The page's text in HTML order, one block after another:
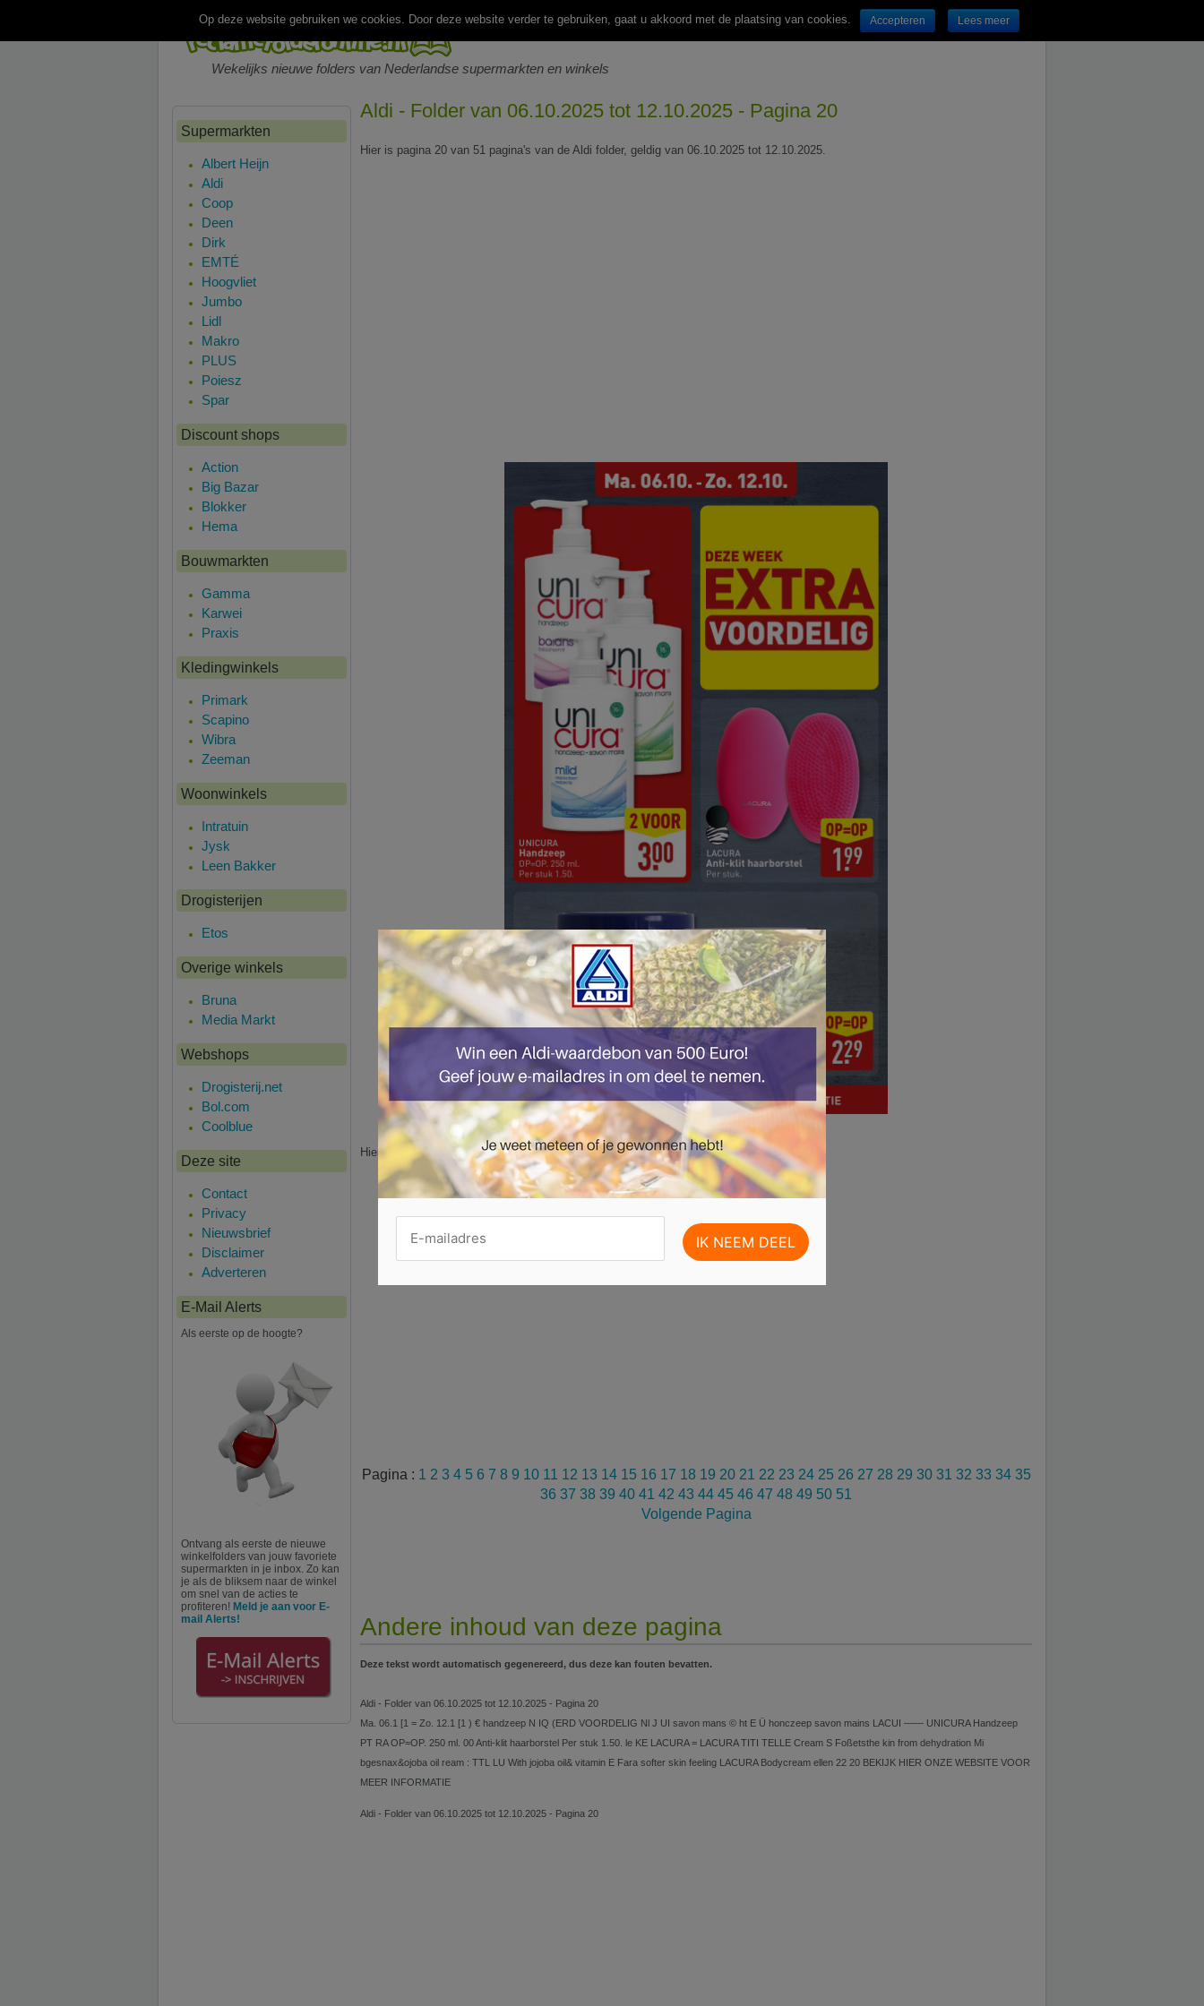
Wekelijks nieuwe folders van Nederlandse supermarkten en winkels
Aldi - Folder van 06.10.2025 tot 12.10.2025 - Pagina 20
Hier is pagina 20 van 51 pagina's van de Aldi folder, geldig van 06.10.2025 tot 12.10.2025.
Hier is pagina 20 van 51 pagina's van de Aldi folder, geldig van 06.10.2025 tot 12.10.2025.
Pagina : 1 2 3 4 5 6 7 8 9 10 11 12 13 14 15 16 17 18 19 20 21 22 23 24 25 26 27 28 29 30 31 32 33 34 35
36 37 38 39 40 41 42 43 44 45 46 47 48 49 50 51
Volgende Pagina
Andere inhoud van deze pagina
Deze tekst wordt automatisch gegenereerd, dus deze kan fouten bevatten.
Aldi - Folder van 06.10.2025 tot 12.10.2025 - Pagina 20
Ma. 06.1 [1 = Zo. 12.1 [1 ) € handzeep N IQ (ERD VOORDELIG Nl J UI savon mans © ht E Ü honczeep savon mains LACUI —— UNICURA Handzeep
PT RA OP=OP. 250 ml. 00 Anti-klit haarborstel Per stuk 1.50. le KE LACURA = LACURA TITI TELLE Cream S Foßetsthe kin from dehydration Mi
bgesnax&ojoba oil ream : TTL LU With jojoba oil& vitamin E Fara softer skin feeling LACURA Bodycream ellen 22 20 BEKIJK HIER ONZE WEBSITE VOOR
MEER INFORMATIE
Aldi - Folder van 06.10.2025 tot 12.10.2025 - Pagina 20
Supermarkten
Albert Heijn
Aldi
Coop
Deen
Dirk
EMTÉ
Hoogvliet
Jumbo
Lidl
Makro
PLUS
Poiesz
Spar
Discount shops
Action
Big Bazar
Blokker
Hema
Bouwmarkten
Gamma
Karwei
Praxis
Kledingwinkels
Primark
Scapino
Wibra
Zeeman
Woonwinkels
Intratuin
Jysk
Leen Bakker
Drogisterijen
Etos
Overige winkels
Bruna
Media Markt
Webshops
Drogisterij.net
Bol.com
Coolblue
Deze site
Contact
Privacy
Nieuwsbrief
Disclaimer
Adverteren
E-Mail Alerts
Als eerste op de hoogte?
Ontvang als eerste de nieuwe
winkelfolders van jouw favoriete
supermarkten in je inbox. Zo kan
je als de bliksem naar de winkel
om snel van de acties te
profiteren! Meld je aan voor E-
mail Alerts!
Op deze website gebruiken we cookies. Door deze website verder te gebruiken, gaat u akkoord met de plaatsing van cookies. Accepteren Lees meer
×